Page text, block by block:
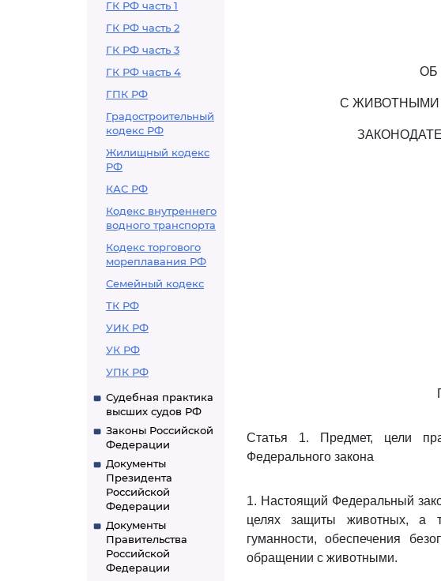
ГК РФ часть 1
ГК РФ часть 2
ГК РФ часть 3
ГК РФ часть 4
ГПК РФ
Градостроительный
кодекс РФ
Жилищный кодекс
РФ
КАС РФ
Кодекс внутреннего
водного транспорта
Кодекс торгового
мореплавания РФ
Семейный кодекс
ТК РФ
УИК РФ
УК РФ
УПК РФ
Судебная практика
высших судов РФ
Законы Российской
Федерации
Документы
Президента
Российской
Федерации
Документы
Правительства
Российской
Федерации
ОБ
С ЖИВОТНЫМИ
Статья 1. Предмет, цели
Федерального закона
1. Настоящий Федеральный
целях защиты животных, а
гуманности, обеспечения
обращении с животными.